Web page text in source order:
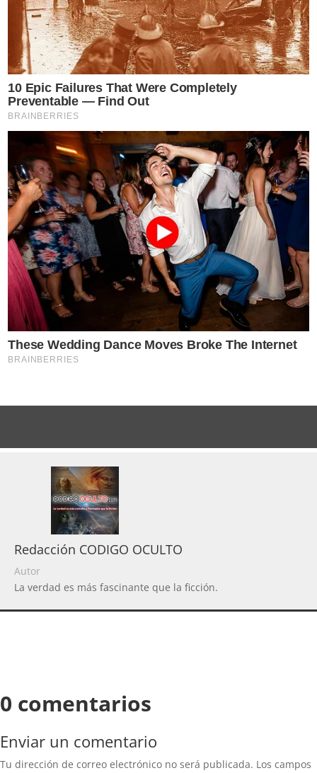
Redacción CODIGO OCULTO
Autor
La verdad es más fascinante que la ficción.
0 comentarios
Enviar un comentario
Tu dirección de correo electrónico no será publicada. Los campos